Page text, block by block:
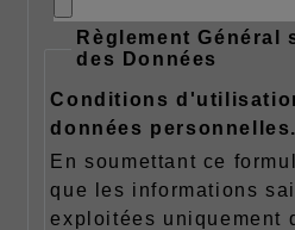
Règlement Général
des Données
Conditions
données personnelles.
En soumettant ce
que les informations
exploitées uniquement